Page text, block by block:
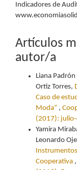
Indicadores de
Artículos
autor/a
Liana
Ortiz Torres,
Caso de
Moda” ,
(2017):
Yamira
Leonardo
Instrumentos
Cooperativa ,